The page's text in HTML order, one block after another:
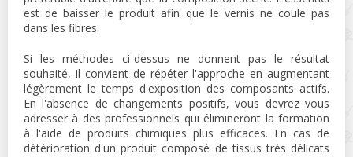
est de baisser le produit afin que le vernis ne coule pas
dans les fibres.
Si les méthodes ci-dessus ne donnent pas le résultat
souhaité, il convient de répéter l'approche en augmentant
légèrement le temps d'exposition des composants actifs.
En l'absence de changements positifs, vous devrez vous
adresser à des professionnels qui élimineront la formation
à l'aide de produits chimiques plus efficaces. En cas de
détérioration d'un produit composé de tissus très délicats